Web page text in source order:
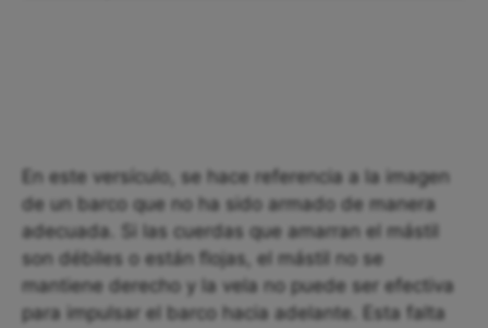
En este versículo, se hace referencia a la imagen
de un barco que no ha sido armado de manera
adecuada. Si las cuerdas que amarran el mástil
son débiles o están flojas, el mástil no se
mantiene derecho y la vela no puede ser efectiva
para impulsar el barco hacia adelante. Esta falta